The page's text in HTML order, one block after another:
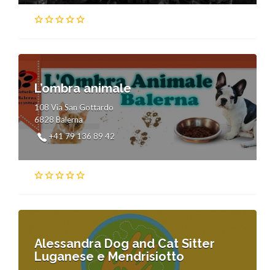
L’ombra animale
108 Via San Gottardo
6828 Balerna
+41 79 136 89 42
Alessandra Dog and Cat Sitter
Luganese e Mendrisiotto